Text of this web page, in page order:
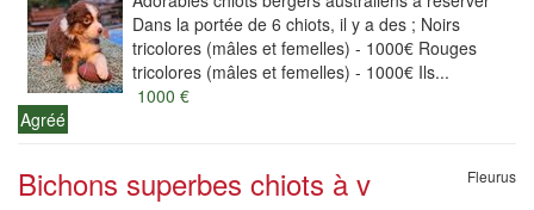
Dans la portée de 6 chiots, il y a des ; Noirs
tricolores (mâles et femelles) - 1000€ Rouges
tricolores (mâles et femelles) - 1000€ Ils...
1000 €
Agréé
Bichons superbes chiots à v Fleurus